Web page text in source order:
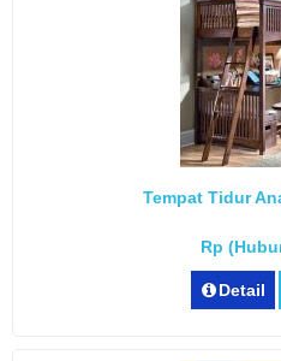
Tempat Tidur
Rp
Detail